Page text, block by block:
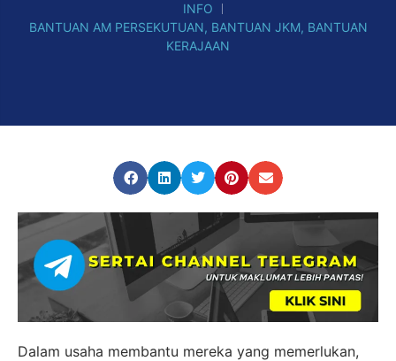
INFO
BANTUAN AM PERSEKUTUAN, BANTUAN JKM, BANTUAN
KERAJAAN
Dalam usaha membantu mereka yang memerlukan,